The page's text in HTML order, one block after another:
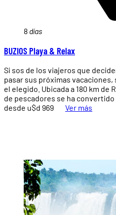
8 días
BUZIOS Playa & Relax
Si sos de los viajeros que
pasar sus próximas
el elegido. Ubicada a 180 km de
de pescadores se ha convertido
desde u$d 969
Ver más